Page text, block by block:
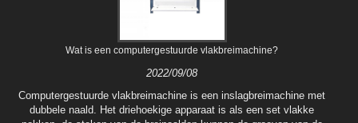
Wat is een computergestuurde vlakbreimachine?
2022/09/08
Computergestuurde vlakbreimachine is een inslagbreimachine met
dubbele naald. Het driehoekige apparaat is als een set vlakke